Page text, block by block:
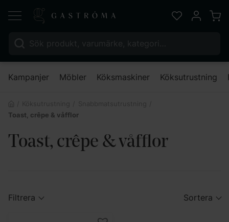
Sök efter:
Favoriter
Mitt
Kampanjer Möbler Köksmaskiner Köksutrustning
Toast, crêpe & våfflor
Toast, crêpe & våfflor
Filtrera Sortera